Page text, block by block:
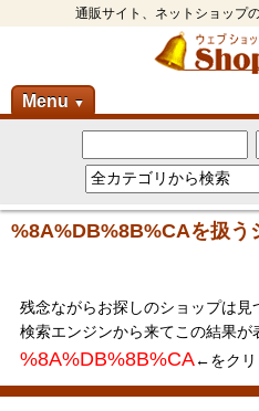
通販サイト、ネットショップ
Menu ▼
%8A%DB%8B%CAを扱う
残念ながらお探しのショップは見
検索エンジンから来てこの結果が
%8A%DB%8B%CA←をクリ